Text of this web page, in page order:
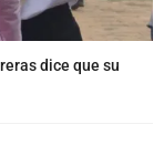
dice que su